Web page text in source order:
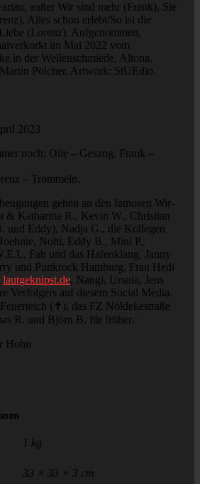
außer Wir sind mehr (Frank), Sie
Alles schon erlebt/So ist die
(Lorenz). Aufgenommen,
im Mai 2022 vom
in der Wellenschmiede, Altona.
Pölcher. Artwork: StUEdio.
2023
noch: Oile – Gesang, Frank –
– Trommeln.
gehen an den famosen Wir-
& Katharina R., Kevin W., Christian
und Eddy), Nadja G., die Kollegen
Nolti, Eddy B., Mini P.,
Fab und das Hafenklang, Janny
und Punkrock Hamburg, Frau Hedi
lautgeknipst.de, Nangi, Ursula, Jens
Verfolgers auf diesem Social Media.
(✝︎), das FZ Nöldekestraße
R. und Björn B. für früher.
Hohn
1 kg
33 × 33 × 3 cm